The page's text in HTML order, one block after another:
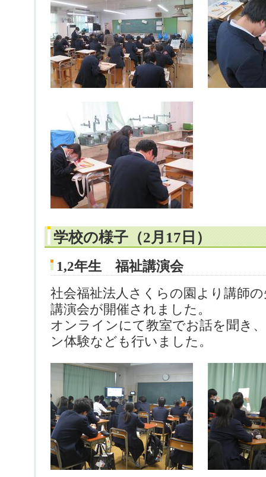
学校の様子（2月17日）
1,2年生 福祉講演会
社会福祉法人さくらの園より講師
講演会が開催されました。
オンラインにて教室でお話を聞き
ン体験なども行いました。